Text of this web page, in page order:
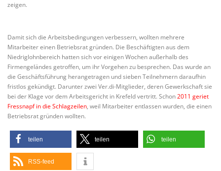
zeigen.
Damit sich die Arbeitsbedingungen verbessern, wollten mehrere
Mitarbeiter einen Betriebsrat gründen. Die Beschäftigten aus dem
Niedriglohnbereich hatten sich vor einigen Wochen außerhalb des
Firmengeländes getroffen, um ihr Vorgehen zu besprechen. Das wurde an
die Geschäftsführung herangetragen und sieben Teilnehmern daraufhin
fristlos gekündigt. Darunter zwei Ver.di-Mitglieder, deren Gewerkschaft sie
bei der Klage vor dem Arbeitsgericht in Krefeld vertritt. Schon2011 geriet
Fressnapf in die Schlagzeilen, weil Mitarbeiter entlassen wurden, die einen
Betriebsrat gründen wollten.
teilen teilen teilen
RSS-feed